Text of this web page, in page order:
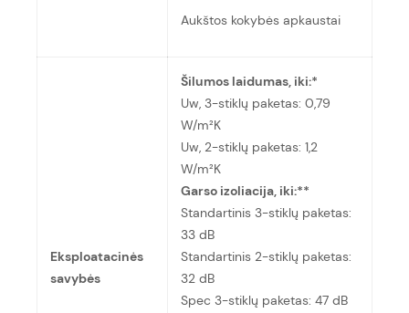
Aukštos kokybės apkaustai
Eksploatacinės
savybės
Šilumos laidumas, iki:*
Uw, 3-stiklų paketas: 0,79
W/m²K
Uw, 2-stiklų paketas: 1,2
W/m²K
Garso izoliacija, iki:**
Standartinis 3-stiklų paketas:
33 dB
Standartinis 2-stiklų paketas:
32 dB
Spec 3-stiklų paketas: 47 dB